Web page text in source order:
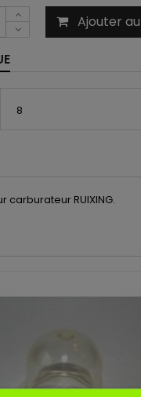
Ajouter
8
carburateur RUIXING.